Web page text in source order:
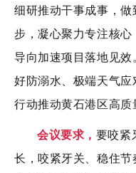
细研推动干事成事，
步，凝心聚力专注核
导向加速项目落地见效。
好防溺水、极端天气
行动推动黄石港区高质
会议要求， 要咬紧
长，咬紧牙关、稳住节